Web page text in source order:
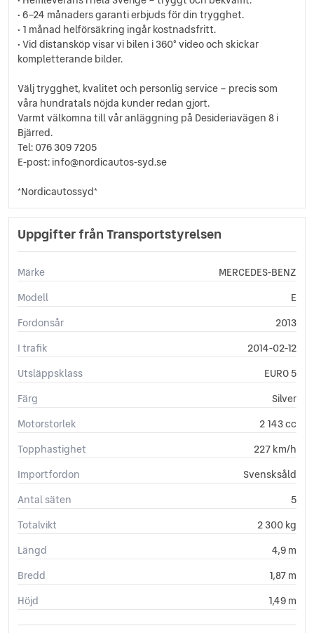
LED Strålkastare
Ljussensor
Läslampa
Multifunktionsratt
Parkeringsassistans
Regnsensor
Servostyrning
Sidoairbags
Sidokrockgardiner
Sminkspegel
Startspärr
Svensksåld
Sätesvärme (fram)
Tonade rutor
USB-uttag
Yttertemperaturmätare
• 6–24 månaders garanti erbjuds för din trygghet.
• 1 månad helförsäkring ingår kostnadsfritt.
• Vid distansköp visar vi bilen i 360° video och skickar
kompletterande bilder.
Välj trygghet, kvalitet och personlig service – precis som
våra hundratals nöjda kunder redan gjort.
Varmt välkomna till vår anläggning på Desideriavägen 8 i
Bjärred.
Tel: 076 309 7205
E-post: info@nordicautos-syd.se
*Nordicautossyd*
Uppgifter från Transportstyrelsen
Märke
MERCEDES-BENZ
Modell
E
Fordonsår
2013
I trafik
2014-02-12
Utsläppsklass
EURO 5
Färg
Silver
Motorstorlek
2 143 cc
Topphastighet
227 km/h
Importfordon
Svensksåld
Antal säten
5
Totalvikt
2 300 kg
Längd
4,9 m
Bredd
1,87 m
Höjd
1,49 m